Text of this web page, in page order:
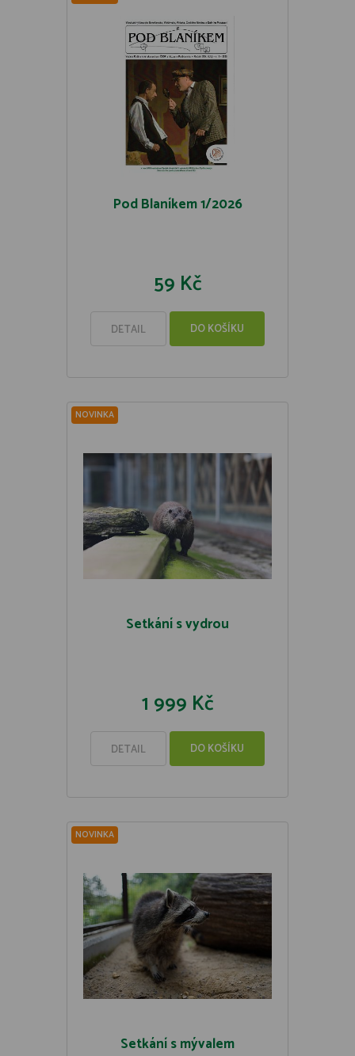
Pod Blaníkem 1/2026
59 Kč
DETAIL DO KOŠÍKU
NOVINKA
Setkání s vydrou
1 999 Kč
DETAIL DO KOŠÍKU
NOVINKA
Setkání s mývalem